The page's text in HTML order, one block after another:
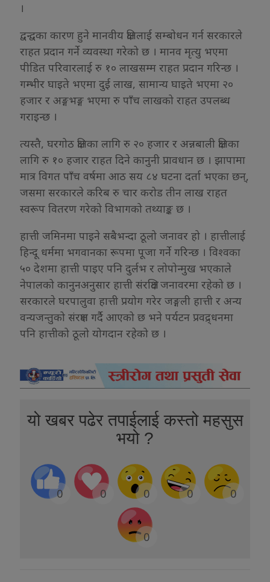
।
द्वन्द्वका कारण हुने मानवीय क्षतिलाई सम्बोधन गर्न सरकारले
राहत प्रदान गर्ने व्यवस्था गरेको छ । मानव मृत्यु भएमा
पीडित परिवारलाई रु १० लाखसम्म राहत प्रदान गरिन्छ ।
गम्भीर घाइते भएमा दुई लाख, सामान्य घाइते भएमा २०
हजार र अङ्गभङ्ग भएमा रु पाँच लाखको राहत उपलब्ध
गराइन्छ ।
त्यस्तै, घरगोठ क्षतिका लागि रु २० हजार र अन्नबाली क्षतिका
लागि रु १० हजार राहत दिने कानुनी प्रावधान छ । झापामा
मात्र विगत पाँच वर्षमा आठ सय ८४ घटना दर्ता भएका छन्,
जसमा सरकारले करिब रु चार करोड तीन लाख राहत
स्वरूप वितरण गरेको विभागको तथ्याङ्क छ ।
हात्ती जमिनमा पाइने सबैभन्दा ठूलो जनावर हो । हात्तीलाई
हिन्दू धर्ममा भगवानका रूपमा पूजा गर्ने गरिन्छ । विश्वका
५० देशमा हात्ती पाइए पनि दुर्लभ र लोपोन्मुख भएकाले
नेपालको कानुनअनुसार हात्ती संरक्षित जनावरमा रहेको छ ।
सरकारले घरपालुवा हात्ती प्रयोग गरेर जङ्गली हात्ती र अन्य
वन्यजन्तुको संरक्षण गर्दै आएको छ भने पर्यटन प्रवद्र्धनमा
पनि हात्तीको ठूलो योगदान रहेको छ ।
यो खबर पढेर तपाईलाई कस्तो महसुस
भयो ?
0 0 0 0 0
0